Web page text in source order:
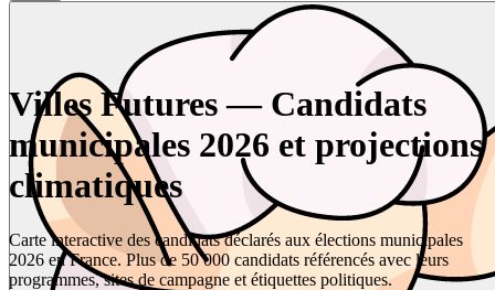
Villes Futures — Candidats
municipales 2026 et projections
climatiques
Carte interactive des candidats déclarés aux élections municipales
2026 en France. Plus de 50 000 candidats référencés avec leurs
programmes, sites de campagne et étiquettes politiques.